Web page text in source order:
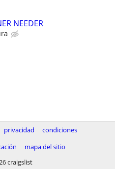
NEEDER
privacidad
condiciones
mapa del sitio
craigslist